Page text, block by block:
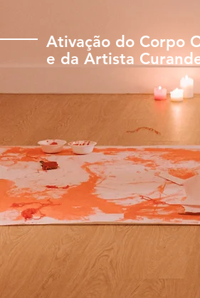
Ativação do Corpo
e da Artista